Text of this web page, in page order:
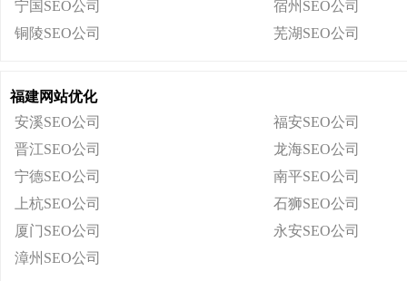
宁国SEO公司
宿州SEO公司
铜陵SEO公司
芜湖SEO公司
福建网站优化
安溪SEO公司
福安SEO公司
晋江SEO公司
龙海SEO公司
宁德SEO公司
南平SEO公司
上杭SEO公司
石狮SEO公司
厦门SEO公司
永安SEO公司
漳州SEO公司